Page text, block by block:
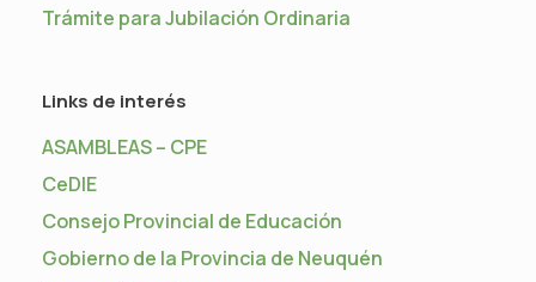
Trámite para Jubilación Ordinaria
Links de interés
ASAMBLEAS – CPE
CeDIE
Consejo Provincial de Educación
Gobierno de la Provincia de Neuquén